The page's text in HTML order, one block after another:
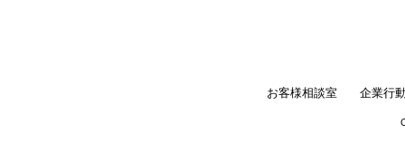
お客様相談室 企業行